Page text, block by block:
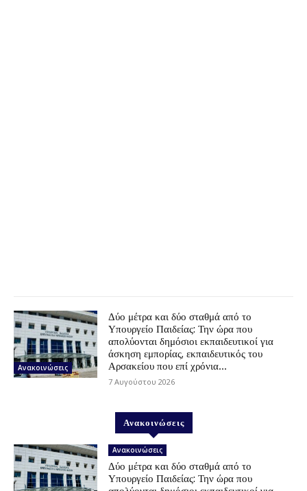
Ανακοινώσεις
Δύο μέτρα και δύο σταθμά από το
Υπουργείο Παιδείας: Την ώρα που
απολύονται δημόσιοι εκπαιδευτικοί για
άσκηση εμπορίας, εκπαιδευτικός του
Αρσακείου που επί χρόνια...
7 Αυγούστου 2026
Ανακοινώσεις
Ανακοινώσεις
Δύο μέτρα και δύο σταθμά από το
Υπουργείο Παιδείας: Την ώρα που